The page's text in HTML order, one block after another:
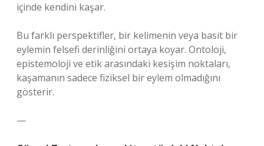
içinde kendini kaşar.
Bu farklı perspektifler, bir kelimenin veya basit bir
eylemin felsefi derinliğini ortaya koyar. Ontoloji,
epistemoloji ve etik arasındaki kesişim noktaları,
kaşamanın sadece fiziksel bir eylem olmadığını
gösterir.
—